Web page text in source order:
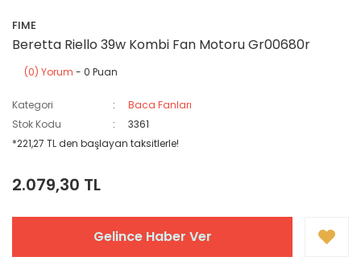
FIME
Beretta Riello 39w Kombi Fan Motoru Gr00680r
(0) Yorum - 0 Puan
Kategori
Baca Fanları
Stok Kodu
3361
*221,27 TL den başlayan taksitlerle!
2.079,30 TL
Gelince Haber Ver